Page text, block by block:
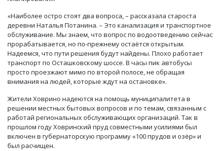
«Наиболее остро стоят два вопроса, – рассказала староста
деревни Наталья Потанина. – Это канализация и транспортное
обслуживание. Мы знаем, что вопрос по водоотведению сейчас
прорабатывается, но по-прежнему остаётся открытым.
Надеемся, что пути решения будут найдены. Плохо работает
транспорт по Осташковскому шоссе. В часы пик автобусы
просто проезжают мимо по второй полосе, не обращая
внимания на людей, которые ждут на остановке».
Жители Ховрино надеются на помощь муниципалитета в
решении местных бытовых вопросов и по темам, связанным с
работай региональных обслуживающих организаций. Так в
прошлом году Ховринский пруд совместными усилиями был
включен в губернаторскую программу «100 прудов и озёр» и
был расчищен.